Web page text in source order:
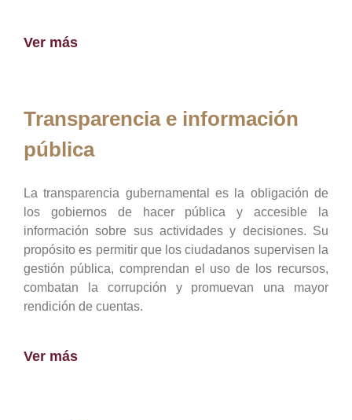
Ver más
Transparencia e información
pública
La transparencia gubernamental es la obligación de
los gobiernos de hacer pública y accesible la
información sobre sus actividades y decisiones. Su
propósito es permitir que los ciudadanos supervisen la
gestión pública, comprendan el uso de los recursos,
combatan la corrupción y promuevan una mayor
rendición de cuentas.
Ver más